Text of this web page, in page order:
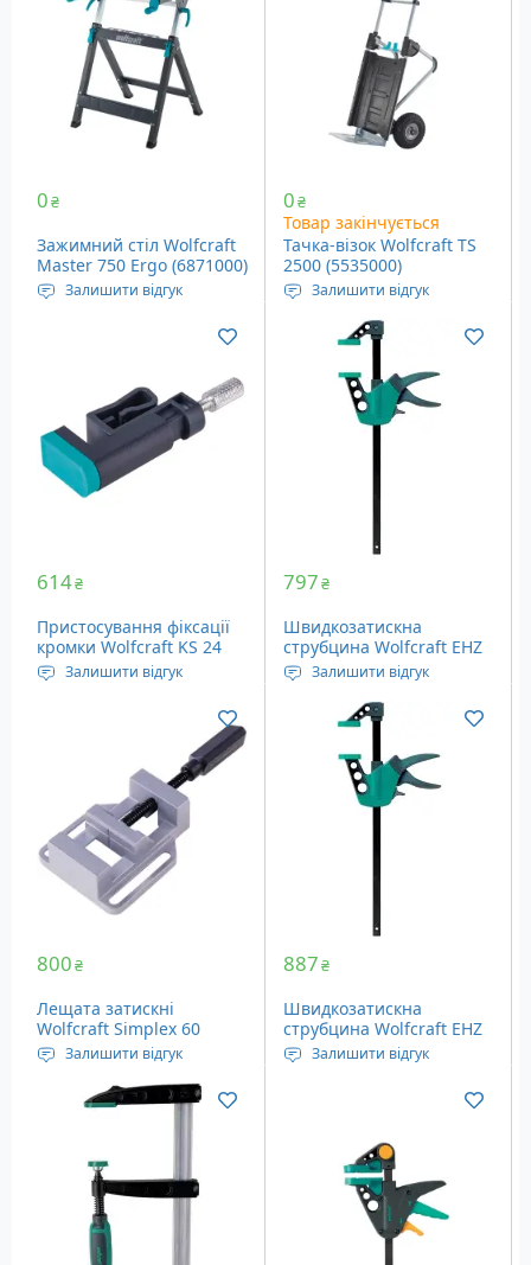
0₴
Зажимний стіл Wolfcraft
Master 750 Ergo (6871000)
Залишити відгук
Габаритні розміри: 650 x
0₴
Товар закінчується
Тачка-візок Wolfcraft TS
2500 (5535000)
Залишити відгук
Вантажопідйомність:
150-200 кг
Вага: 15.7 кг
614₴
Пристосування фіксації
кромки Wolfcraft KS 24
(3037000)
Залишити відгук
797₴
Швидкозатискна
струбцина Wolfcraft EHZ
Easy 75-150 (3020000)
Залишити відгук
Довжина висувної
частини: 180-390 мм
Глибина: 75 мм
800₴
Лещата затискні
Wolfcraft Simplex 60
(3412099)
Залишити відгук
Розбіжність затискачів:
65 мм
887₴
Швидкозатискна
струбцина Wolfcraft EHZ
Easy 75-300 (3021000)
Залишити відгук
Глибина: 75 мм